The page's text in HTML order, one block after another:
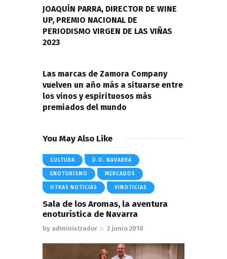
entradas
JOAQUÍN PARRA, DIRECTOR DE WINE
UP, PREMIO NACIONAL DE
PERIODISMO VIRGEN DE LAS VIÑAS
2023
Las marcas de Zamora Company
vuelven un año más a situarse entre
los vinos y espirituosos más
premiados del mundo
You May Also Like
CULTURA D.O. NAVARRA
ENOTURISMO MERCADOS
OTRAS NOTICIAS VINOTICIAS
Sala de los Aromas, la aventura
enoturística de Navarra
by administrador 2 junio 2010